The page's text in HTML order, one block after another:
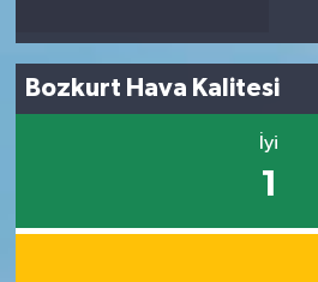
Bozkurt Hava Kalitesi
İyi
1